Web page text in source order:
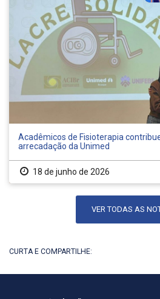
Acadêmicos de Fisioterapia
arrecadação da Unimed
18 de junho de 2026
VER TODAS AS
CURTA E COMPARTILHE: